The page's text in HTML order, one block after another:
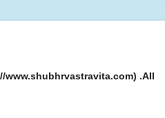
.All